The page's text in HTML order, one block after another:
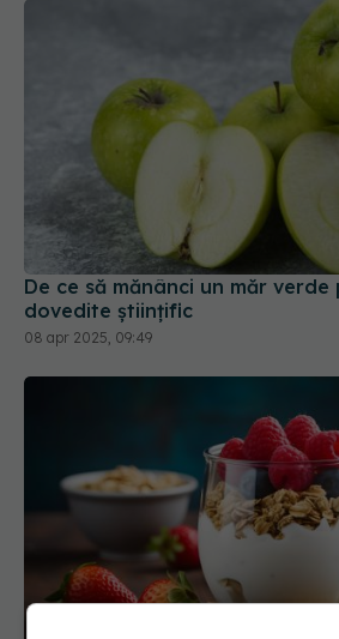
De ce să mănânci un măr verde
dovedite științific
08 apr 2025, 09:49